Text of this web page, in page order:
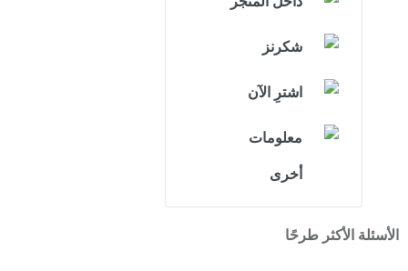
شكرنز
اشترِ الآن
معلومات
أخرى
الأسئلة الأكثر طرحًا